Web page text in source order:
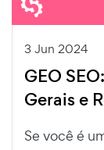
3 Jun 2024
GEO
Gerais e
Se você é